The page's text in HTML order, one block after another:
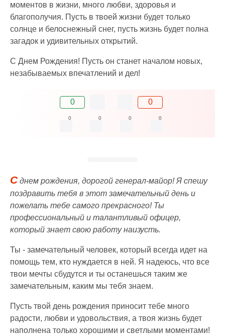
моментов в жизни, много любви, здоровья и
благополучия. Пусть в твоей жизни будет только
солнце и белоснежный снег, пусть жизнь будет полна
загадок и удивительных открытий.
С Днем Рождения! Пусть он станет началом новых,
незабываемых впечатлений и дел!
0 0
0 0 0 0
Сднем рождения, дорогой генерал-майор! Я спешу
поздравить тебя в этот замечательный день и
пожелать тебе самого прекрасного! Ты
профессиональный и талантливый офицер,
который знает свою работу наизусть.
Ты - замечательный человек, который всегда идет на
помощь тем, кто нуждается в ней. Я надеюсь, что все
твои мечты сбудутся и ты останешься таким же
замечательным, каким мы тебя знаем.
Пусть твой день рождения приносит тебе много
радости, любви и удовольствия, а твоя жизнь будет
наполнена только хорошими и светлыми моментами!